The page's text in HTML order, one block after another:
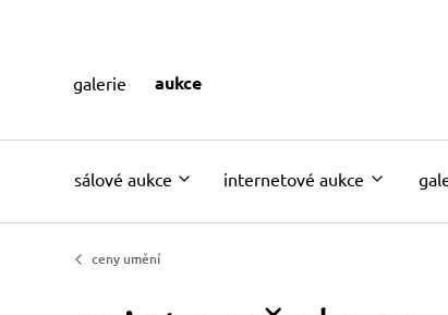
sálové aukce internetové aukce
galerie aukce
ceny umění